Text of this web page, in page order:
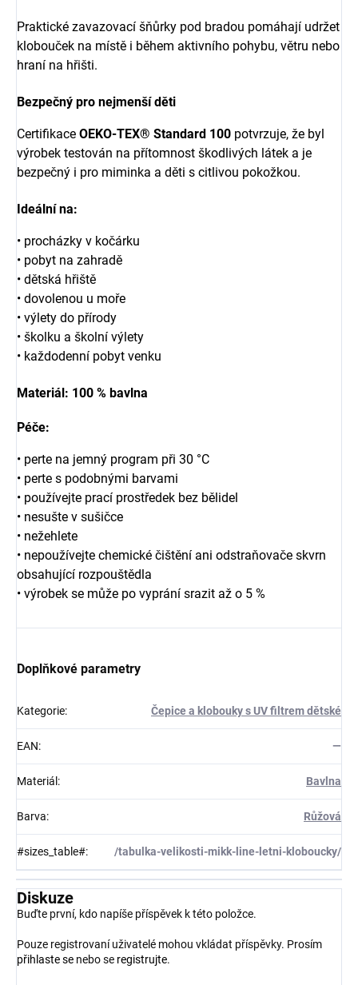
Praktické zavazovací šňůrky pod bradou pomáhají udržet
klobouček na místě i během aktivního pohybu, větru nebo
hraní na hřišti.
Bezpečný pro nejmenší děti
Certifikace OEKO-TEX® Standard 100 potvrzuje, že byl
výrobek testován na přítomnost škodlivých látek a je
bezpečný i pro miminka a děti s citlivou pokožkou.
Ideální na:
• procházky v kočárku
• pobyt na zahradě
• dětská hřiště
• dovolenou u moře
• výlety do přírody
• školku a školní výlety
• každodenní pobyt venku
Materiál: 100 % bavlna
Péče:
• perte na jemný program při 30 °C
• perte s podobnými barvami
• používejte prací prostředek bez bělidel
• nesušte v sušičce
• nežehlete
• nepoužívejte chemické čištění ani odstraňovače skvrn
obsahující rozpouštědla
• výrobek se může po vyprání srazit až o 5 %
Doplňkové parametry
Kategorie: Čepice a klobouky s UV filtrem dětské
EAN: —
Materiál : Bavlna
Barva: Růžová
#sizes_table#: /tabulka-velikosti-mikk-line-letni-kloboucky/
Diskuze
Buďte první, kdo napíše příspěvek k této položce.
Pouze registrovaní uživatelé mohou vkládat příspěvky. Prosím
přihlaste se nebo se registrujte.